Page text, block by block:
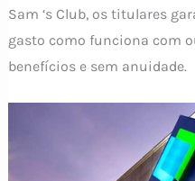
Sam ‘s Club, os titulares
gasto como funciona com
benefícios e sem anuidade.